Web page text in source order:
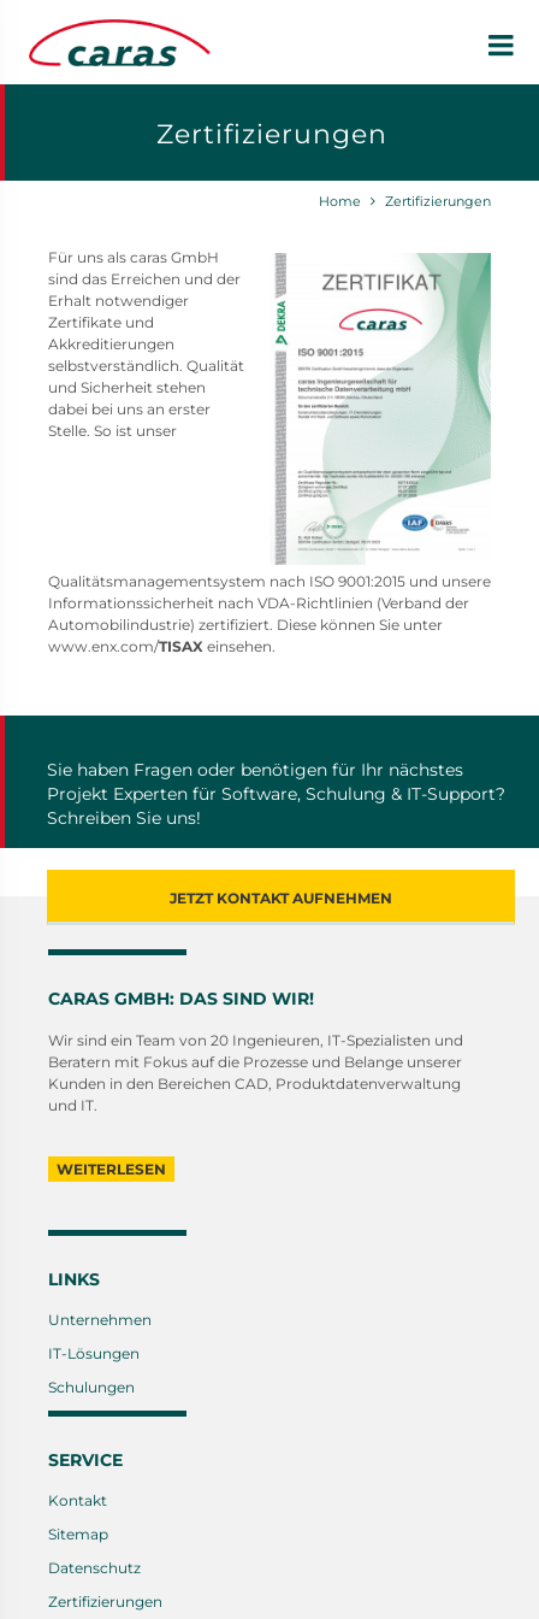
Zertifizierungen
Home Zertifizierungen
Für uns als caras GmbH
sind das Erreichen und der
Erhalt notwendiger
Zertifikate und
Akkreditierungen
selbstverständlich. Qualität
und Sicherheit stehen
dabei bei uns an erster
Stelle. So ist unser
Qualitätsmanagementsystem nach ISO 9001:2015 und unsere
Informationssicherheit nach VDA-Richtlinien (Verband der
Automobilindustrie) zertifiziert. Diese können Sie unter
www.enx.com/TISAX einsehen.
Sie haben Fragen oder benötigen für Ihr nächstes
Projekt Experten für Software, Schulung & IT-Support?
Schreiben Sie uns!
JETZT KONTAKT AUFNEHMEN
CARAS GMBH: DAS SIND WIR!
Wir sind ein Team von 20 Ingenieuren, IT-Spezialisten und
Beratern mit Fokus auf die Prozesse und Belange unserer
Kunden in den Bereichen CAD, Produktdatenverwaltung
und IT.
WEITERLESEN
LINKS
Unternehmen
IT-Lösungen
Schulungen
SERVICE
Kontakt
Sitemap
Datenschutz
Zertifizierungen